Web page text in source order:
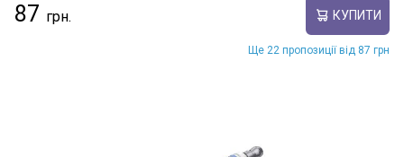
87 КУПИТИ
Ще 22 пропозиції від 87 грн